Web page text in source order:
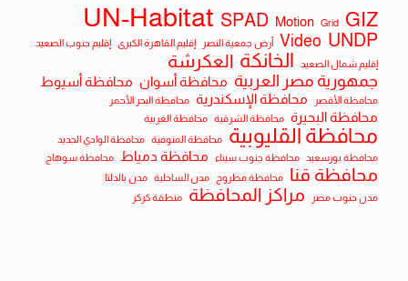
GIZ
Grid
Motion
SPAD
UN-Habitat
UNDP
Video أرض جمعية النصر إقليم القاهرة الكبرى
إقليم جنوب الصعيد
إقليم شمال الصعيد
الخانكة العكرشة
جمهورية مصر العربية محافظة أسوان محافظة أسيوط
محافظة الأقصر محافظة الإسكندرية محافظة البحر الأحمر
محافظة البحيرة محافظة الشرقية محافظة الغربية
محافظة القليوبية محافظة المنوفية محافظة الوادي الجديد
محافظة بورسعيد
محافظة جنوب سيناء محافظة دمياط محافظة سوهاج
محافظة قنا محافظة مطروح مدن الساحلية مدن بالدلتا
مدن جنوب مصر
مراكز المحافظة منطقة كركر